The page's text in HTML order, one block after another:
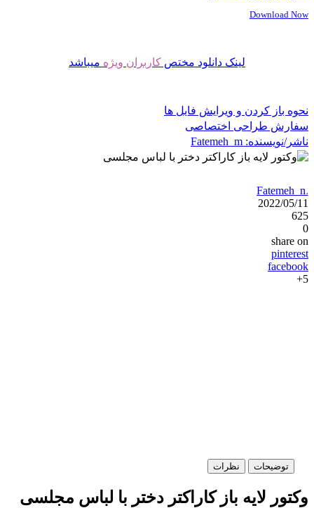
Download Now
لینک دانلود مختص کاربران ویژه میباشد
نحوه باز کردن و ویرایش فایل ها
سفارش طراحی اختصاصی
ناشر/نویسنده: Fatemeh_m
Fatemeh_m
2022/05/11
625
0
share on
pinterest
facebook
5+
توضیحات نظرات
وکتور لایه باز کاراکتر دختر با لباس مجلسی